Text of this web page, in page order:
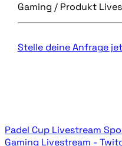
Gaming / Produkt
Stelle deine Anfrage
Padel Cup Livestream
Gaming Livestream -